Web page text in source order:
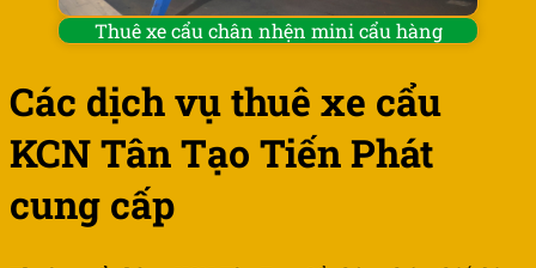
Thuê xe cẩu chân nhện mini cẩu hàng
Các dịch vụ thuê xe cẩu
KCN Tân Tạo Tiến Phát
cung cấp